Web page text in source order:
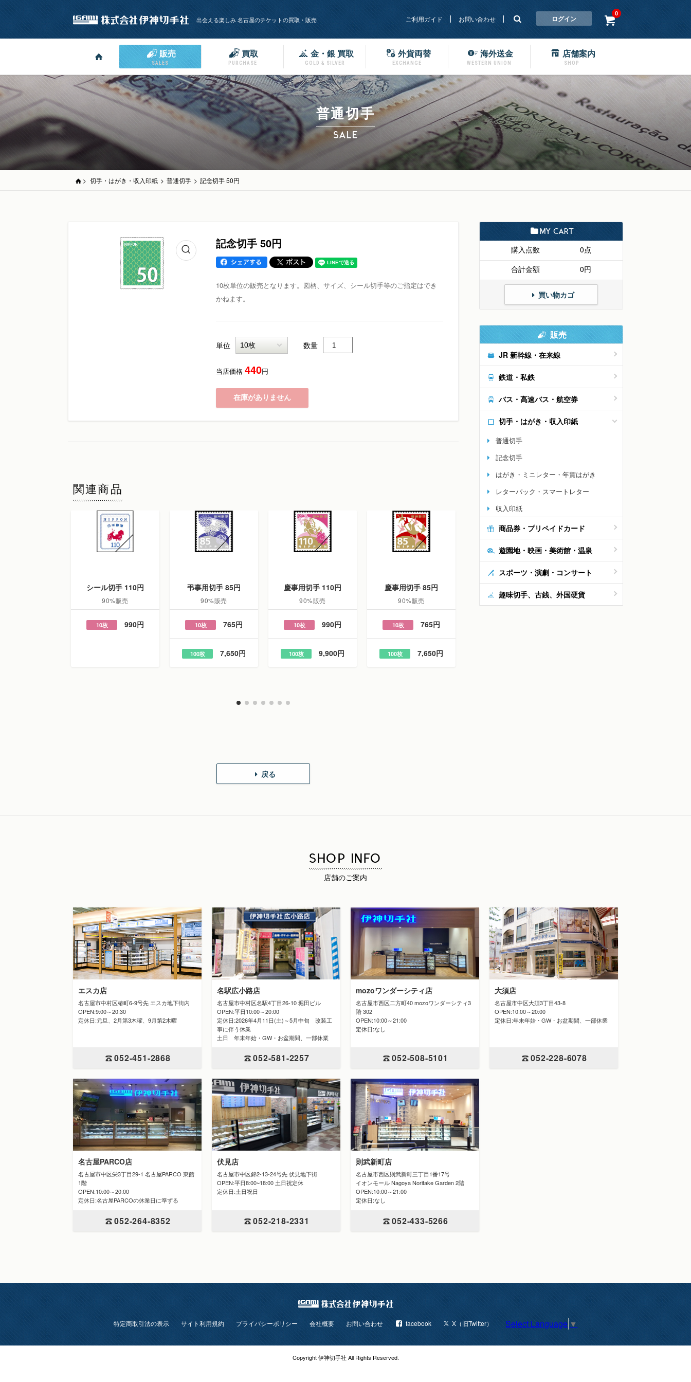
出会える楽しみ 名古屋のチケットの買取・販売 ご利用ガイド お問い合わせ ログイン
0
販売
SALES
買取
PURCHASE
金・銀 買取
GOLD & SILVER
外貨両替
EXCHANGE
海外送金
WESTERN UNION
店舗案内
SHOP
普通切手
SALE
> 切手・はがき・収入印紙 > 普通切手 > 記念切手 50円
記念切手 50円
10枚単位の販売となります。図柄、サイズ、シール切手等のご指定はでき
かねます。
単位 数量
当店価格 440円
在庫がありません
関連商品
シール切手 110円
90%販売
10枚 990円
弔事用切手 85円
90%販売
10枚 765円
100枚 7,650円
慶事用切手 110円
90%販売
10枚 990円
100枚 9,900円
慶事用切手 85円
90%販売
10枚 765円
100枚 7,650円
普通切手 350円
90%販売
普通切手 300円
戻る
MY CART
購入点数
0点
合計金額
0円
買い物カゴ
販売
JR 新幹線・在来線
鉄道・私鉄
バス・高速バス・航空券
切手・はがき・収入印紙
普通切手
記念切手
はがき・ミニレター・年賀はがき
レターパック・スマートレター
収入印紙
商品券・プリペイドカード
遊園地・映画・美術館・温泉
スポーツ・演劇・コンサート
趣味切手、古銭、外国硬貨
SHOP INFO
店舗のご案内
エスカ店
名古屋市中村区椿町6-9号先 エスカ地下街内
OPEN:9:00～20:30
定休日:元旦、2月第3木曜、9月第2木曜
052-451-2868
名駅広小路店
名古屋市中村区名駅4丁目26-10 堀田ビル
OPEN:平日10:00～20:00
定休日:2026年4月11日(土)～5月中旬 改装工
事に伴う休業
土日 年末年始・GW・お盆期間、一部休業
052-581-2257
mozoワンダーシティ店
名古屋市西区二方町40 mozoワンダーシティ3
階 302
OPEN:10:00～21:00
定休日:なし
052-508-5101
大須店
名古屋市中区大須3丁目43-8
OPEN:10:00～20:00
定休日:年末年始・GW・お盆期間、一部休業
052-228-6078
名古屋PARCO店
名古屋市中区栄3丁目29-1 名古屋PARCO 東館
1階
OPEN:10:00～20:00
定休日:名古屋PARCOの休業日に準ずる
052-264-8352
伏見店
名古屋市中区錦2-13-24号先 伏見地下街
OPEN:平日8:00~18:00 土日祝定休
定休日:土日祝日
052-218-2331
則武新町店
名古屋市西区則武新町三丁目1番17号
イオンモール Nagoya Noritake Garden 2階
OPEN:10:00～21:00
定休日:なし
052-433-5266
特定商取引法の表示 サイト利用規約 プライバシーポリシー 会社概要 お問い合わせ facebook X（旧Twitter） Select Language ▼
Copyright 伊神切手社 All Rights Reserved.